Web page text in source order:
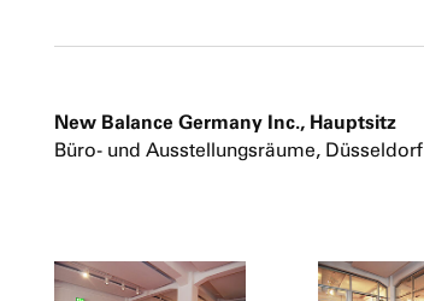
New Balance Germany Inc., Hauptsitz
Büro- und Ausstellungsräume, Düsseldorf